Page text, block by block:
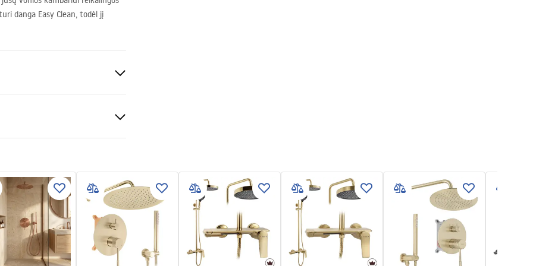
danga Easy Clean, todėl jį
baseino arba ant grindų
informacija